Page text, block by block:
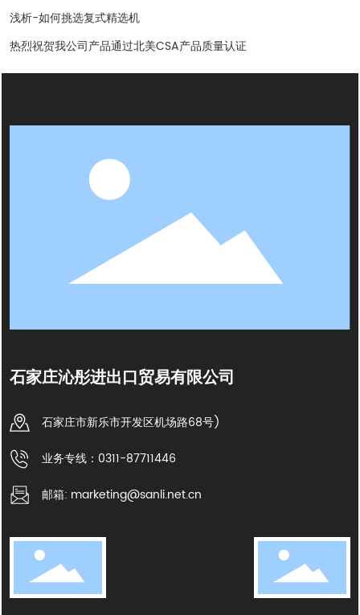
浅析-如何挑选复式精选机
热烈祝贺我公司产品通过北美CSA产品质量认证
石家庄沁彤进出口贸易有限公司
石家庄市新乐市开发区机场路68号)
业务专线：0311-87711446
邮箱: marketing@sanli.net.cn